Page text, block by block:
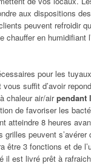
aux dispositions
peuvent refroidir
en humidifiant
pour les
suffit d’avoir
chaleur air/airpendant
de favoriser les
8 heures
peuvent
être 3 fonctions et de
il est livré prêt à